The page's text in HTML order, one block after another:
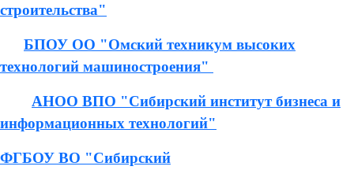
строительства"
БПОУ ОО "Омский техникум высоких
технологий машиностроения"
АНОО ВПО "Сибирский институт бизнеса и
информационных технологий"
ФГБОУ ВО "Сибирский